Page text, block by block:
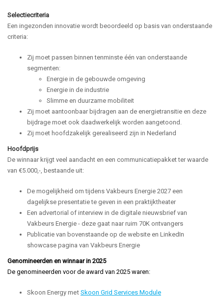
Selectiecriteria
Een ingezonden innovatie wordt beoordeeld op basis van onderstaande
criteria:
Zij moet passen binnen tenminste één van onderstaande
segmenten:
Energie in de gebouwde omgeving
Energie in de industrie
Slimme en duurzame mobiliteit
Zij moet aantoonbaar bijdragen aan de energietransitie en deze
bijdrage moet ook daadwerkelijk worden aangetoond.
Zij moet hoofdzakelijk gerealiseerd zijn in Nederland
Hoofdprijs
De winnaar krijgt veel aandacht en een communicatiepakket ter waarde
van €5.000,-, bestaande uit:
De mogelijkheid om tijdens Vakbeurs Energie 2027 een
dagelijkse presentatie te geven in een praktijktheater
Een advertorial of interview in de digitale nieuwsbrief van
Vakbeurs Energie - deze gaat naar ruim 70K ontvangers
Publicatie van bovenstaande op de website en LinkedIn
showcase pagina van Vakbeurs Energie
Genomineerden en winnaar in 2025
De genomineerden voor de award van 2025 waren:
Skoon Energy met Skoon Grid Services Module